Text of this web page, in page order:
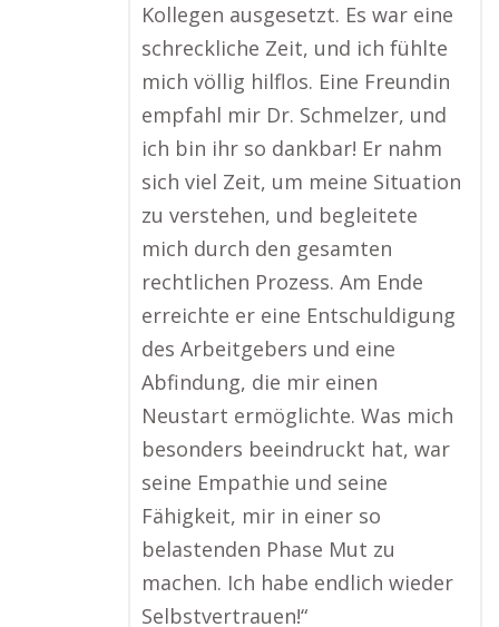
Kollegen ausgesetzt. Es war eine
schreckliche Zeit, und ich fühlte
mich völlig hilflos. Eine Freundin
empfahl mir Dr. Schmelzer, und
ich bin ihr so dankbar! Er nahm
sich viel Zeit, um meine Situation
zu verstehen, und begleitete
mich durch den gesamten
rechtlichen Prozess. Am Ende
erreichte er eine Entschuldigung
des Arbeitgebers und eine
Abfindung, die mir einen
Neustart ermöglichte. Was mich
besonders beeindruckt hat, war
seine Empathie und seine
Fähigkeit, mir in einer so
belastenden Phase Mut zu
machen. Ich habe endlich wieder
Selbstvertrauen!“